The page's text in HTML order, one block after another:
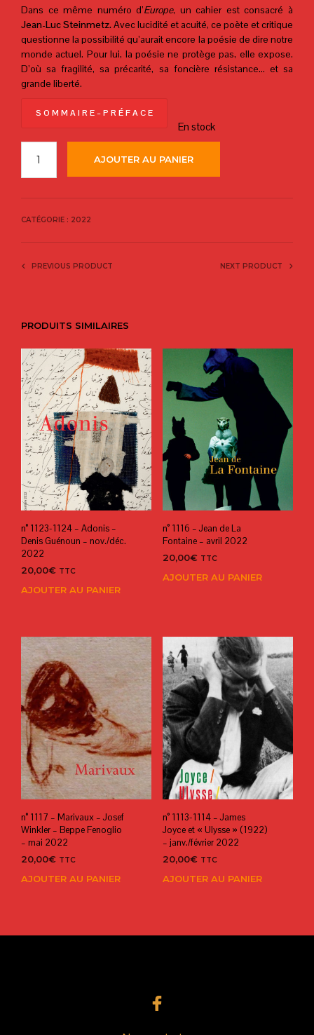
Dans ce même numéro d’Europe, un cahier est consacré à
Jean-Luc Steinmetz.Avec lucidité et acuité, ce poète et critique
questionne la possibilité qu’aurait encore la poésie de dire notre
monde actuel. Pour lui, la poésie ne protège pas, elle expose.
D’où sa fragilité, sa précarité, sa foncière résistance… et sa
grande liberté.
S O M M A I R E – P R É F A C E
En stock
AJOUTER AU PANIER
CATÉGORIE : 2022
PREVIOUS PRODUCT NEXT PRODUCT
PRODUITS SIMILAIRES
n° 1123-1124 – Adonis –
Denis Guénoun – nov./déc.
2022
20,00€ TTC
AJOUTER AU PANIER
n° 1116 – Jean de La
Fontaine – avril 2022
20,00€ TTC
AJOUTER AU PANIER
n° 1117 – Marivaux – Josef
Winkler – Beppe Fenoglio
– mai 2022
20,00€ TTC
AJOUTER AU PANIER
n° 1113-1114 – James
Joyce et « Ulysse » (1922)
– janv./février 2022
20,00€ TTC
AJOUTER AU PANIER